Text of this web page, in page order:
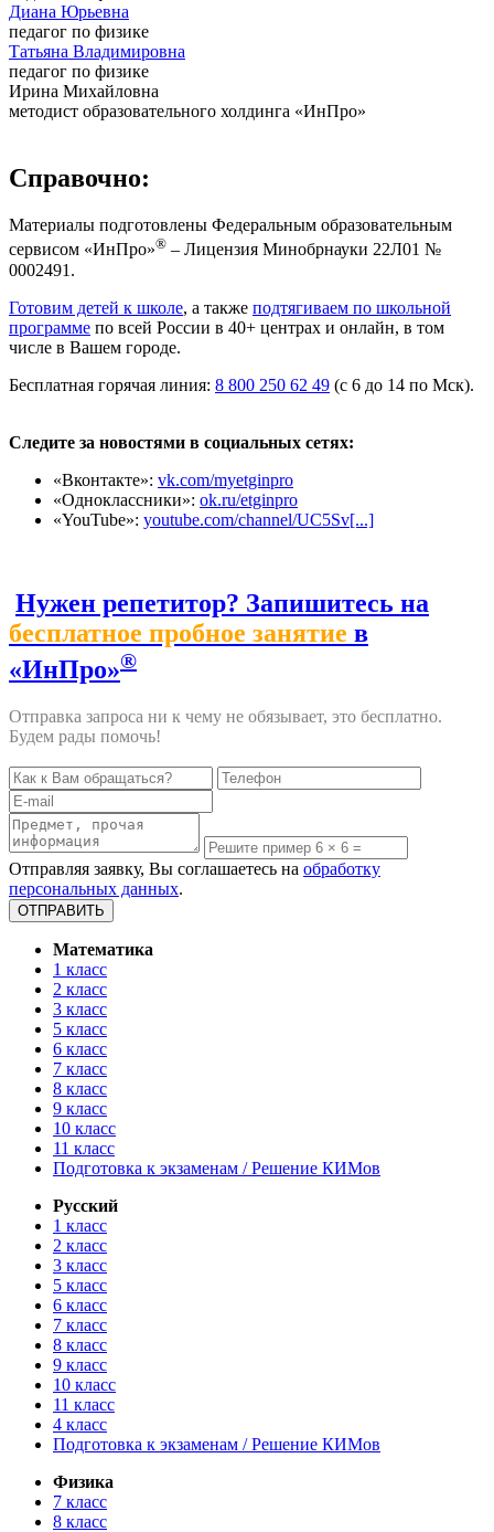
Диана Юрьевна
педагог по физике
Татьяна Владимировна
педагог по физике
Ирина Михайловна
методист образовательного холдинга «ИнПро»
Справочно:
Материалы подготовлены Федеральным образовательным
сервисом «ИнПро»® – Лицензия Минобрнауки 22Л01 №
0002491.
Готовим детей к школе, а также подтягиваем по школьной
программе по всей России в 40+ центрах и онлайн, в том
числе в Вашем городе.
Бесплатная горячая линия: 8 800 250 62 49 (с 6 до 14 по Мск).
Следите за новостями в социальных сетях:
«Вконтакте»: vk.com/myetginpro
«Одноклассники»: ok.ru/etginpro
«YouTube»: youtube.com/channel/UC5Sv[...]
Нужен репетитор? Запишитесь на
бесплатное пробное занятие в
«ИнПро»®
Отправка запроса ни к чему не обязывает, это бесплатно.
Будем рады помочь!
Отправляя заявку, Вы соглашаетесь на обработку
персональных данных.
Математика
1 класс
2 класс
3 класс
5 класс
6 класс
7 класс
8 класс
9 класс
10 класс
11 класс
Подготовка к экзаменам / Решение КИМов
Русский
1 класс
2 класс
3 класс
5 класс
6 класс
7 класс
8 класс
9 класс
10 класс
11 класс
4 класс
Подготовка к экзаменам / Решение КИМов
Физика
7 класс
8 класс